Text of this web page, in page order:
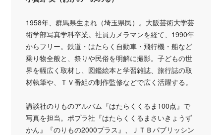
1958年、群馬県生まれ（埼玉県民）。大阪芸術大学芸
術学部写真学科卒業。社員カメラマンを経て、1990年
からフリー。鉄道・はたらく自動車・飛行機・船など
乗り物全般と、祭りや民俗を明解に撮影。子どもの世
界を幅広く取材し、図鑑絵本と学習雑誌、旅行誌の取
材執筆や、ＴＶ番組の制作監修などで広く活躍する。
講談社のりものアルバム『はたらくくるま100点』で
写真を担当。ポプラ社『はたらくくるまさいきょうず
かん』『のりもの2000プラス』、ＪＴＢパブリッシン